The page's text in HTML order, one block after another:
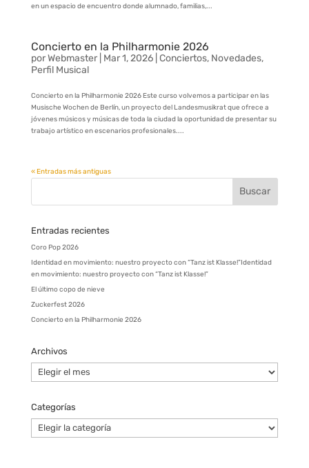
en un espacio de encuentro donde alumnado, familias,...
Concierto en la Philharmonie 2026
porWebmaster| Mar 1, 2026| Conciertos, Novedades,
Perfil Musical
Concierto en la Philharmonie 2026 Este curso volvemos a participar en las
Musische Wochen de Berlín, un proyecto del Landesmusikrat que ofrece a
jóvenes músicos y músicas de toda la ciudad la oportunidad de presentar su
trabajo artístico en escenarios profesionales....
« Entradas más antiguas
Entradas recientes
Coro Pop 2026
Identidad en movimiento: nuestro proyecto con “Tanz ist Klasse!”Identidad
en movimiento: nuestro proyecto con “Tanz ist Klasse!”
El último copo de nieve
Zuckerfest 2026
Concierto en la Philharmonie 2026
Archivos
Archivos
Categorías
Categorías